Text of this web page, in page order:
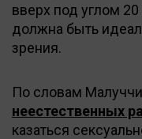
вверх под углом
должна быть
зрения.
По словам
неестественных
казаться